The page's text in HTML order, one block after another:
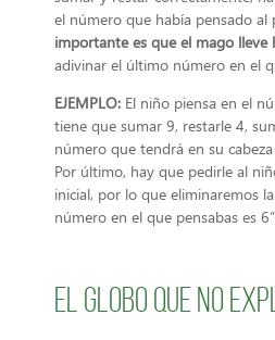
el número que había pensado al
importante es que el mago lleve
adivinar el último número en el
EJEMPLO: El niño piensa en el
tiene que sumar 9, restarle 4,
número que tendrá en su
Por último, hay que pedirle al
inicial, por lo que eliminaremos
número en el que pensabas es
El globo que no